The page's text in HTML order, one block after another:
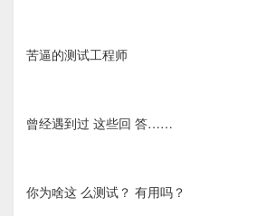
苦逼的测试工程师
曾经遇到过 这些回 答……
你为啥这 么测试？ 有用吗？